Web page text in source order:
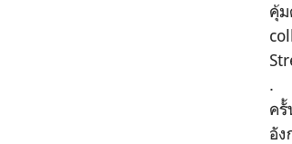
คุ้ม
.
ค
อั